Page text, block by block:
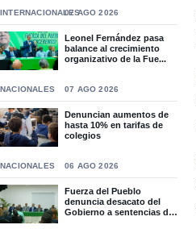
INTERNACIONALES07 AGO 2026
Leonel Fernández pasa
balance al crecimiento
organizativo de la Fue...
NACIONALES 07 AGO 2026
Denuncian aumentos de
hasta 10% en tarifas de
colegios
NACIONALES 06 AGO 2026
Fuerza del Pueblo
denuncia desacato del
Gobierno a sentencias del